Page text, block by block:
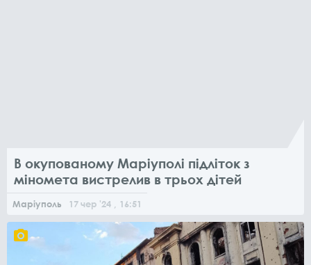
В окупованому Маріуполі підліток з
міномета вистрелив в трьох дітей
Маріуполь 17чер '24 , 16:51